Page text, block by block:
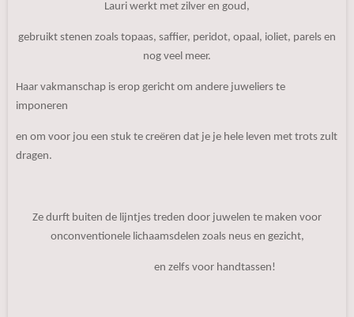
Lauri werkt met zilver en goud,
gebruikt stenen zoals topaas, saffier, peridot, opaal, ioliet, parels en
nog veel meer.
Haar vakmanschap is erop gericht om andere juweliers te
imponeren
en om voor jou een stuk te creëren dat je je hele leven met trots zult
dragen.
Ze durft buiten de lijntjes treden door juwelen te maken voor
onconventionele lichaamsdelen zoals neus en gezicht,
en zelfs voor handtassen!